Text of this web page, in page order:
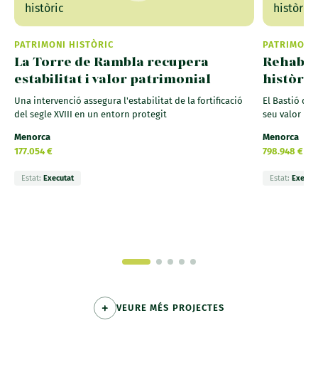
PATRIMONI HISTÒRIC
La Torre de Rambla recupera
estabilitat i valor patrimonial
Una intervenció assegura l'estabilitat de la fortificació
del segle XVIII en un entorn protegit
Menorca
177.054 €
Estat: Executat
PATRIMONI
El Bastió
seu valor
Menorca
798.948 €
Estat:
VEURE MÉS PROJECTES